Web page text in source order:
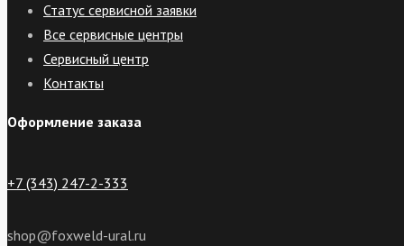
Статус сервисной заявки
Все сервисные центры
Сервисный центр
Контакты
Оформление заказа
+7 (343) 247-2-333
shop@foxweld-ural.ru